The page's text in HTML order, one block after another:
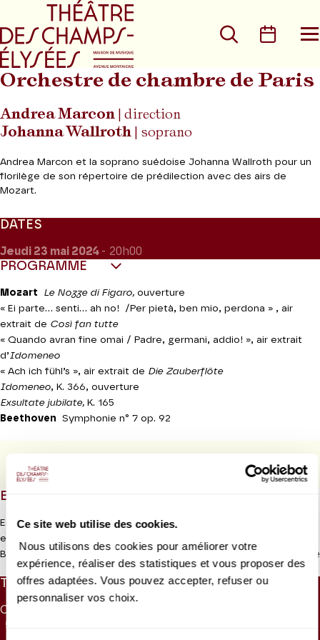
Ce site web utilise des cookies.
Nous utilisons des cookies pour améliorer votre
expérience, réaliser des statistiques et vous proposer des
offres adaptées. Vous pouvez accepter, refuser ou
personnaliser vos choix.
Aller au menu principal
Rechercher
Orchestre de chambre de Paris
Andrea Marcon | direction
Johanna Wallroth | soprano
Andrea Marcon et la soprano suédoise Johanna Wallroth pour un
florilège de son répertoire de prédilection avec des airs de
Mozart.
DATES
Jeudi 23 mai 2024 - 20h00
PROGRAMME
Mozart Le Nozze di Figaro, ouverture
« Ei parte... senti... ah no! /Per pietà, ben mio, perdona » , air
extrait de Così fan tutte
« Quando avran fine omai / Padre, germani, addio! », air extrait
d’Idomeneo
« Ach ich fühl’s », air extrait de Die Zauberflöte
Idomeneo, K. 366, ouverture
Exsultate jubilate, K. 165
Beethoven
Symphonie n° 7 op. 92
PROGRAMME DE SALLE
EN QUELQUES MOTS
En première partie de concert, une anthologie d’airs où Mozart
explore comme nul autre les tréfonds de l’âme humaine.
Beethoven compose sa Symphonie n° 7 au moment où Napoléon
Ier enchaîne les revers qui conduiront à sa chute : désastre de la
campagne de Russie en 1812, défaite à Vitoria (nord de
l’Espagne) et à Leipzig en 1813. Cette situation politique motive
Lire la suite
TARIFS
CAT. 1
55 €